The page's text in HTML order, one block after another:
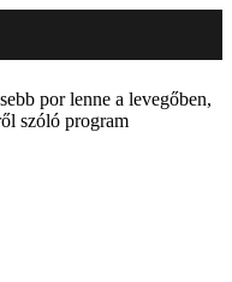
por lenne a levegőben,
szóló program